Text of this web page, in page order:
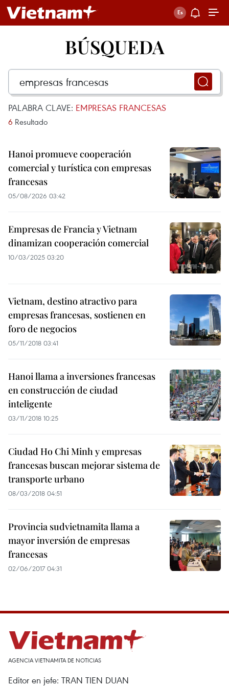
BÚSQUEDA
PALABRA CLAVE: EMPRESAS FRANCESAS
6 Resultado
Hanoi promueve cooperación
comercial y turística con empresas
francesas
05/08/2026 03:42
Empresas de Francia y Vietnam
dinamizan cooperación comercial
10/03/2025 03:20
Vietnam, destino atractivo para
empresas francesas, sostienen en
foro de negocios
05/11/2018 03:41
Hanoi llama a inversiones francesas
en construcción de ciudad
inteligente
03/11/2018 10:25
Ciudad Ho Chi Minh y empresas
francesas buscan mejorar sistema de
transporte urbano
08/03/2018 04:51
Provincia sudvietnamita llama a
mayor inversión de empresas
francesas
02/06/2017 04:31
AGENCIA VIETNAMITA DE NOTICIAS
Editor en jefe: TRAN TIEN DUAN